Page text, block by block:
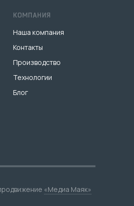
КОМПАНИЯ
Наша компания
Контакты
Производство
Технологии
Блог
«Медиа Маяк»